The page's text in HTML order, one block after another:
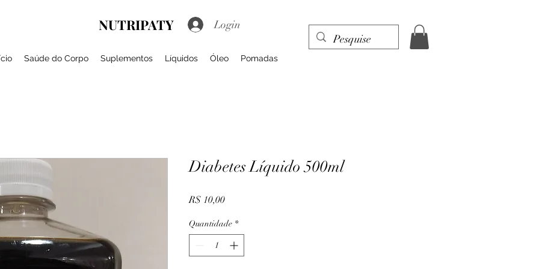
NUTRIPATY Login
Saúde do Corpo Suplementos Líquidos Óleo Pomadas
Diabetes Líquido 500ml
R$ 10,00Preço
Quantidade *